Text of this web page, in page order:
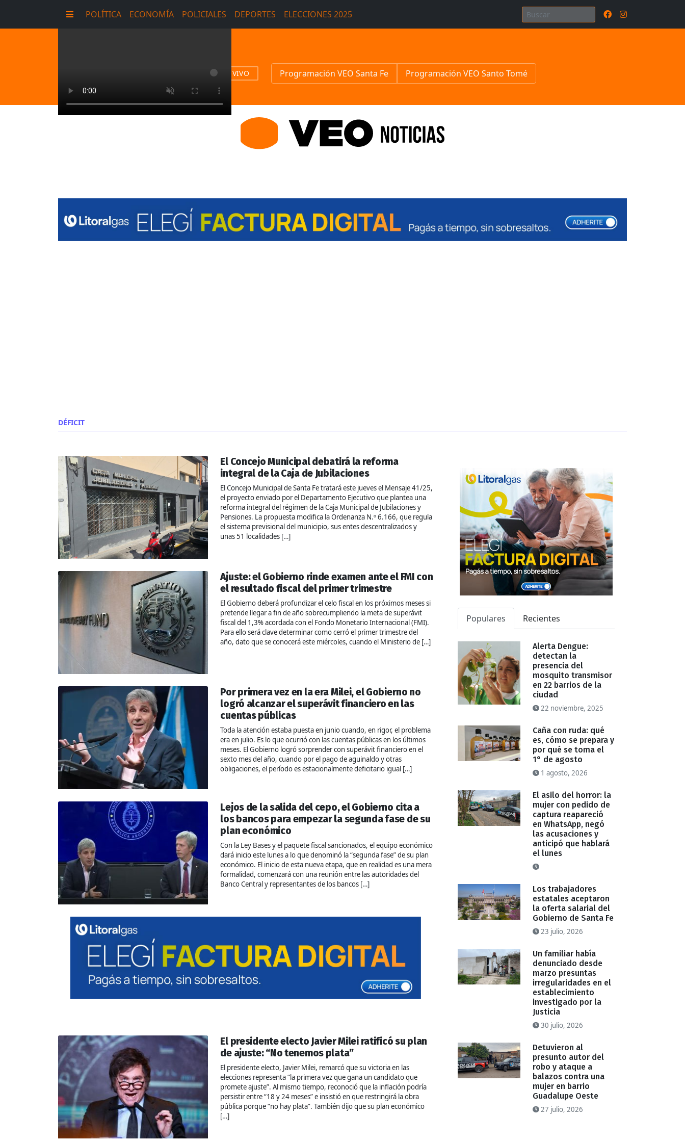
POLÍTICA ECONOMÍA POLICIALES DEPORTES ELECCIONES 2025
EN VIVO Programación VEO Santa Fe Programación VEO Santo Tomé
DÉFICIT
El Concejo Municipal debatirá la reforma
integral de la Caja de Jubilaciones
El Concejo Municipal de Santa Fe tratará este jueves el Mensaje 41/25,
el proyecto enviado por el Departamento Ejecutivo que plantea una
reforma integral del régimen de la Caja Municipal de Jubilaciones y
Pensiones. La propuesta modifica la Ordenanza N.º 6.166, que regula
el sistema previsional del municipio, sus entes descentralizados y
unas 51 localidades […]
Ajuste: el Gobierno rinde examen ante el FMI con
el resultado fiscal del primer trimestre
El Gobierno deberá profundizar el celo fiscal en los próximos meses si
pretende llegar a fin de año sobrecumpliendo la meta de superávit
fiscal del 1,3% acordada con el Fondo Monetario Internacional (FMI).
Para ello será clave determinar como cerró el primer trimestre del
año, dato que se conocerá este miércoles, cuando el Ministerio de […]
Por primera vez en la era Milei, el Gobierno no
logró alcanzar el superávit financiero en las
cuentas públicas
Toda la atención estaba puesta en junio cuando, en rigor, el problema
era en julio. Es lo que ocurrió con las cuentas públicas en los últimos
meses. El Gobierno logró sorprender con superávit financiero en el
sexto mes del año, cuando por el pago de aguinaldo y otras
obligaciones, el período es estacionalmente deficitario igual […]
Lejos de la salida del cepo, el Gobierno cita a
los bancos para empezar la segunda fase de su
plan económico
Con la Ley Bases y el paquete fiscal sancionados, el equipo económico
dará inicio este lunes a lo que denominó la “segunda fase” de su plan
económico. El inicio de esta nueva etapa, que en realidad es una mera
formalidad, comenzará con una reunión entre las autoridades del
Banco Central y representantes de los bancos […]
El presidente electo Javier Milei ratificó su plan
de ajuste: “No tenemos plata”
El presidente electo, Javier Milei, remarcó que su victoria en las
elecciones representa “la primera vez que gana un candidato que
promete ajuste”. Al mismo tiempo, reconoció que la inflación podría
persistir entre “18 y 24 meses” e insistió en que restringirá la obra
pública porque “no hay plata”. También dijo que su plan económico
[…]
Populares Recientes
Alerta Dengue:
detectan la
presencia del
mosquito transmisor
en 22 barrios de la
ciudad
22 noviembre, 2025
Caña con ruda: qué
es, cómo se prepara y
por qué se toma el
1° de agosto
1 agosto, 2026
El asilo del horror: la
mujer con pedido de
captura reapareció
en WhatsApp, negó
las acusaciones y
anticipó que hablará
el lunes
Los trabajadores
estatales aceptaron
la oferta salarial del
Gobierno de Santa Fe
23 julio, 2026
Un familiar había
denunciado desde
marzo presuntas
irregularidades en el
establecimiento
investigado por la
Justicia
30 julio, 2026
Detuvieron al
presunto autor del
robo y ataque a
balazos contra una
mujer en barrio
Guadalupe Oeste
27 julio, 2026